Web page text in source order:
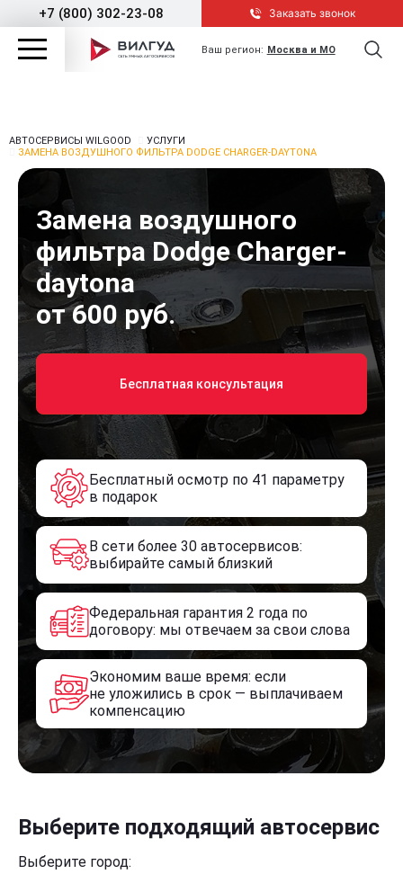
+7 (800) 302-23-08 Заказать звонок
Ваш регион: Москва и МО
АВТОСЕРВИСЫ WILGOOD
УСЛУГИ
ЗАМЕНА ВОЗДУШНОГО ФИЛЬТРА DODGE CHARGER-DAYTONA
Замена воздушного
фильтра Dodge Charger-
daytona
от 600 руб.
Бесплатная консультация
Бесплатный осмотр по 41 параметру
в подарок
В сети более 30 автосервисов:
выбирайте самый близкий
Федеральная гарантия 2 года по
договору: мы отвечаем за свои слова
Экономим ваше время: если
не уложились в срок — выплачиваем
компенсацию
Выберите подходящий автосервис
Выберите город: